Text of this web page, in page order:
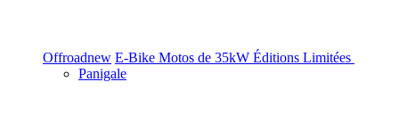
Offroadnew E-Bike Motos de 35kW Éditions Limitées
Panigale